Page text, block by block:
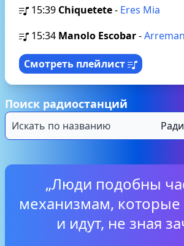
15:39 Chiquetete- Eres Mia
15:34 Manolo Escobar-
Смотреть плейлист
Поиск радиостанций
„Люди подобны
механизмам, которые
и идут, не зная